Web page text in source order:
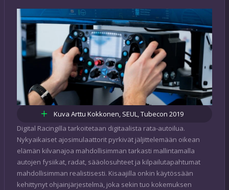
Kuva Arttu Kokkonen, SEUL, Tubecon 2019
Digital Racingilla tarkoitetaan digitaalista rata-autoilua.
Nykyaikaiset ajosimulaattorit pyrkivät jäljittelemään oikean
elämän kilvanajoa mahdollisimman tarkasti mallintamalla
autojen fysiikat, radat, sääolosuhteet ja kilpailutapahtumat
mahdollisimman realistisesti. Kisaajilla onkin käytössään
kehittynyt ohjainjärjestelmä, joka sekin tuo kokemuksen